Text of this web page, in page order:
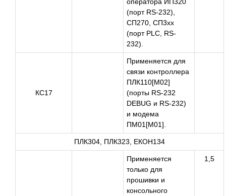
(порт RS-232),
СП270, СП3xx
(порт PLC, RS-
232).
КС17
Применяется для
связи контроллера
ПЛК110[М02]
(порты RS-232
DEBUG и RS-232)
и модема
ПМ01[М01].
ПЛК304, ПЛК323, ЕКОН134
Применяется
только для
прошивки и
консольного
1,5